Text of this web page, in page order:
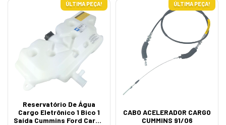
ÚLTIMA PEÇA!
Reservatório De Água
Cargo Eletrônico 1 Bico 1
Saída Cummins Ford Cargo
ÚLTIMA PEÇA!
CABO ACELERADOR CARGO
CUMMINS 91/06